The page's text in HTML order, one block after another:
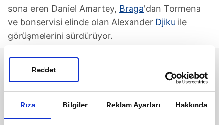
Rıza Bilgiler Reklam Ayarları Hakkında
Reddet
sona eren Daniel Amartey, Braga'dan Tormena
ve bonservisi elinde olan Alexander Djiku ile
görüşmelerini sürdürüyor.